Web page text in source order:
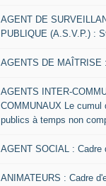
AGENT DE
PUBLIQUE (A.S.V.P.) :
AGENTS DE MAÎTRISE
AGENTS INTER-
COMMUNAUX Le cumul
publics à temps non
AGENT SOCIAL : Cadre
ANIMATEURS : Cadre